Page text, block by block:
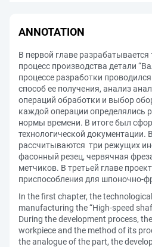
ANNOTATION
В первой главе разрабатывается
процесс производства детали
процессе разработки
способ ее получения, анализ
операций обработки и выбор
каждой операции определялись
нормы времени. В итоге был
технологической документации.
рассчитываются три режущих
фасонный резец, червячная
метчиков. В третьей главе
приспособления для шпоночно-
In the first chapter, the
manufacturing the “High-speed
During the development process,
workpiece and the method of its
the analogue of the part, the